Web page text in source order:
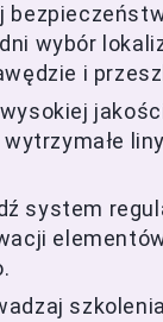
wybór
i
system